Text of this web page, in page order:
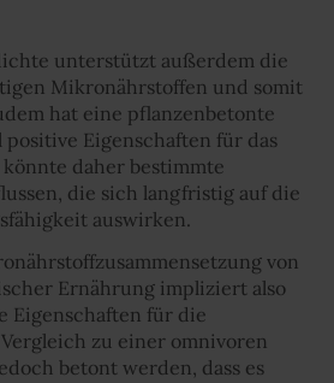
unterstützt außerdem die
Mikronährstoffen und somit
hat eine pflanzenbetonte
Eigenschaften für das
daher bestimmte
die sich langfristig auf die
auswirken.
von
Ernährung impliziert also
Eigenschaften für die
zu einer omnivoren
betont werden, dass es